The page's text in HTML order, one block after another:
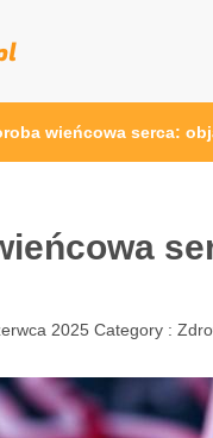
wieńcowa serca:
2025 Category :